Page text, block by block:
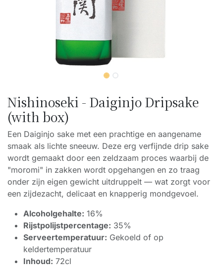
Nishinoseki - Daiginjo Dripsake
(with box)
Een Daiginjo sake met een prachtige en aangename
smaak als lichte sneeuw. Deze erg verfijnde drip sake
wordt gemaakt door een zeldzaam proces waarbij de
"moromi" in zakken wordt opgehangen en zo traag
onder zijn eigen gewicht uitdruppelt — wat zorgt voor
een zijdezacht, delicaat en knapperig mondgevoel.
Alcoholgehalte: 16%
Rijstpolijstpercentage: 35%
Serveertemperatuur: Gekoeld of op
keldertemperatuur
Inhoud: 72cl